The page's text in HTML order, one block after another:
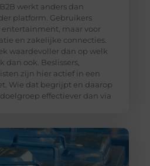
werkt anders dan
platform. Gebruikers
maar voor
en zakelijke connecties.
waardevoller dan op welk
dan ook. Beslissers,
zijn hier actief in een
Wie dat begrijpt en daarop
effectiever dan via